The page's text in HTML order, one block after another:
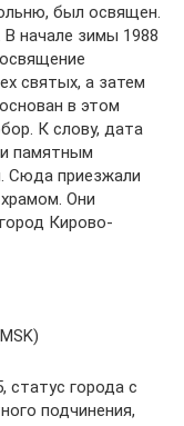
был освящен.
начале зимы 1988
святых, а затем
в этом
К слову, дата
памятным
Сюда приезжали
Они
Кирово-
статус города с
подчинения,